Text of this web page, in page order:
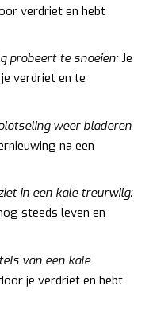
verdriet en hebt
probeert te snoeien:Je
verdriet en te
weer bladeren
na een
in een kale treurwilg:
steeds leven en
van een kale
je verdriet en hebt